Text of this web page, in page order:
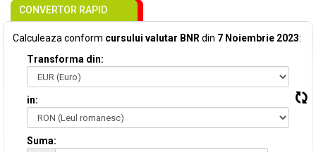
CONVERTOR RAPID
Calculeaza conform cursului valutar BNR din 7 Noiembrie 2023:
Transforma din:
in:
Suma: